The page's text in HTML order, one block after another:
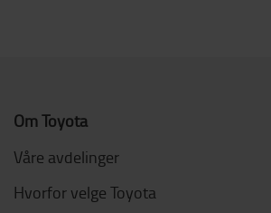
Om Toyota
Våre avdelinger
Hvorfor velge Toyota